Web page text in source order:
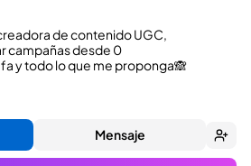
de contenido UGC,
campañas desde 0
y todo lo que me proponga🙈
Mensaje